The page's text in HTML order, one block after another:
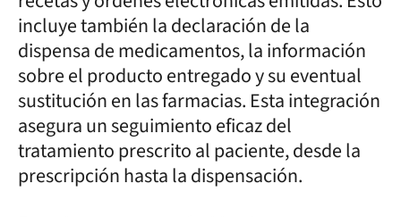
incluye también la declaración de la
dispensa de medicamentos, la información
sobre el producto entregado y su eventual
sustitución en las farmacias. Esta integración
asegura un seguimiento eficaz del
tratamiento prescrito al paciente, desde la
prescripción hasta la dispensación.